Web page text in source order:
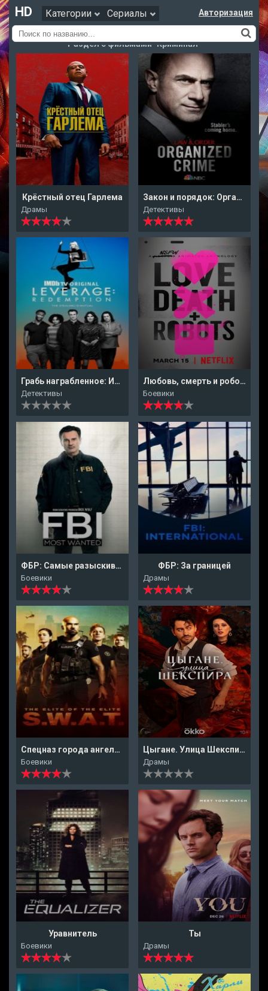
HD Категории Сериалы Авторизация
Раздел с фильмами "Криминал"
Крёстный отец Гарлема
Драмы
Закон и порядок: Организованная преступность
Детективы
Грабь награбленное: Искупление
Детективы
Любовь, смерть и роботы
Боевики
ФБР: Самые разыскиваемые
Боевики
ФБР: За границей
Драмы
Спецназ города ангелов
Боевики
Цыгане. Улица Шекспира
Драмы
Уравнитель
Боевики
Ты
Драмы